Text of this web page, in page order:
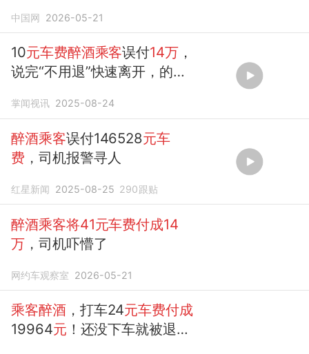
中国网 2026-05-21
10元车费醉酒乘客误付14万，
说完“不用退”快速离开，的哥
掌闻视讯 2025-08-24
醉酒乘客误付146528元车
费 ，司机报警寻人
红星新闻 2025-08-25 290跟贴
醉酒乘客将41元车费付成14
万 ，司机吓懵了
网约车观察室 2026-05-21
乘客醉酒，打车24元车费付成
19964元 ！还没下车就被退回